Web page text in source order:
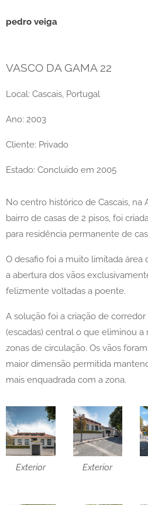
pedro veiga
VASCO DA GAMA 22
Local: Cascais, Portugal
Ano: 2003
Cliente: Privado
Estado: Concluido em 2005
No centro histórico de Cascais, na
bairro de casas de 2 pisos, foi
para residência permanente de
O desafio foi a muito limitada
a abertura dos vãos
felizmente voltadas a poente.
A solução foi a criação de
(escadas) central o que eliminou a
zonas de circulação. Os vãos
maior dimensão permitida
mais enquadrada com a zona.
Exterior Exterior